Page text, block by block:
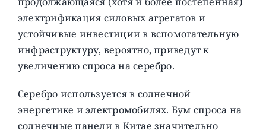
электрификация силовых агрегатов и
устойчивые инвестиции в вспомогательную
инфраструктуру, вероятно, приведут к
увеличению спроса на серебро.
Серебро используется в солнечной
энергетике и электромобилях. Бум спроса на
солнечные панели в Китае значительно